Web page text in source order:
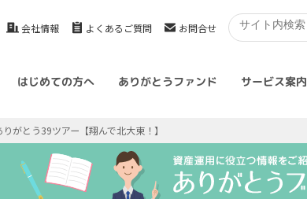
会社情報 よくあるご質問 お問合せ
はじめての方へ ありがとうファンド サービス案内
りがとう39ツアー【翔んで北大東！】